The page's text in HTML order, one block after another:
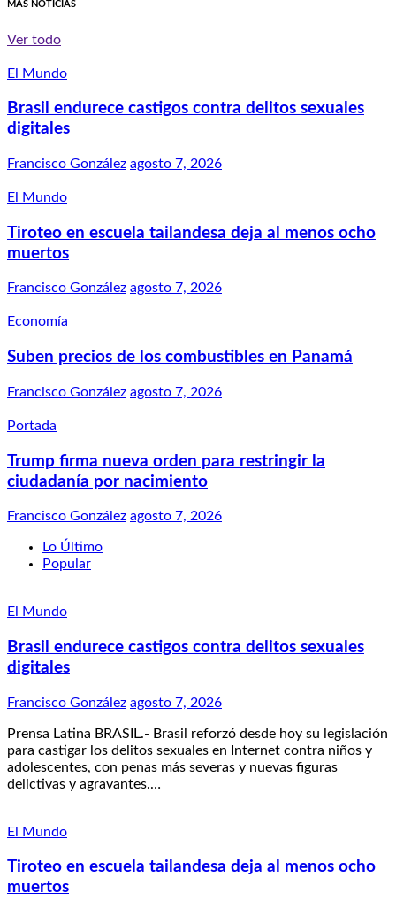
MÁS NOTICIAS
Ver todo
El Mundo
Brasil endurece castigos contra delitos sexuales
digitales
Francisco González agosto 7, 2026
El Mundo
Tiroteo en escuela tailandesa deja al menos ocho
muertos
Francisco González agosto 7, 2026
Economía
Suben precios de los combustibles en Panamá
Francisco González agosto 7, 2026
Portada
Trump firma nueva orden para restringir la
ciudadanía por nacimiento
Francisco González agosto 7, 2026
Lo Último
Popular
El Mundo
Brasil endurece castigos contra delitos sexuales
digitales
Francisco González agosto 7, 2026
Prensa Latina BRASIL.- Brasil reforzó desde hoy su legislación
para castigar los delitos sexuales en Internet contra niños y
adolescentes, con penas más severas y nuevas figuras
delictivas y agravantes.…
El Mundo
Tiroteo en escuela tailandesa deja al menos ocho
muertos